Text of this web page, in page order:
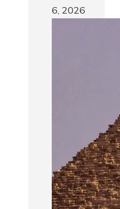
6, 2026